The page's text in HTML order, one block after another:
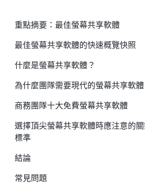
重點摘要：最佳螢幕共享軟體
最佳螢幕共享軟體的快速概覽快照
什麼是螢幕共享軟體？
為什麼團隊需要現代的螢幕共享軟體
商務團隊十大免費螢幕共享軟體
選擇頂尖螢幕共享軟體時應注意的
標準
結論
常見問題